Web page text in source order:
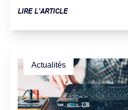
LIRE L’ARTICLE
Actualités